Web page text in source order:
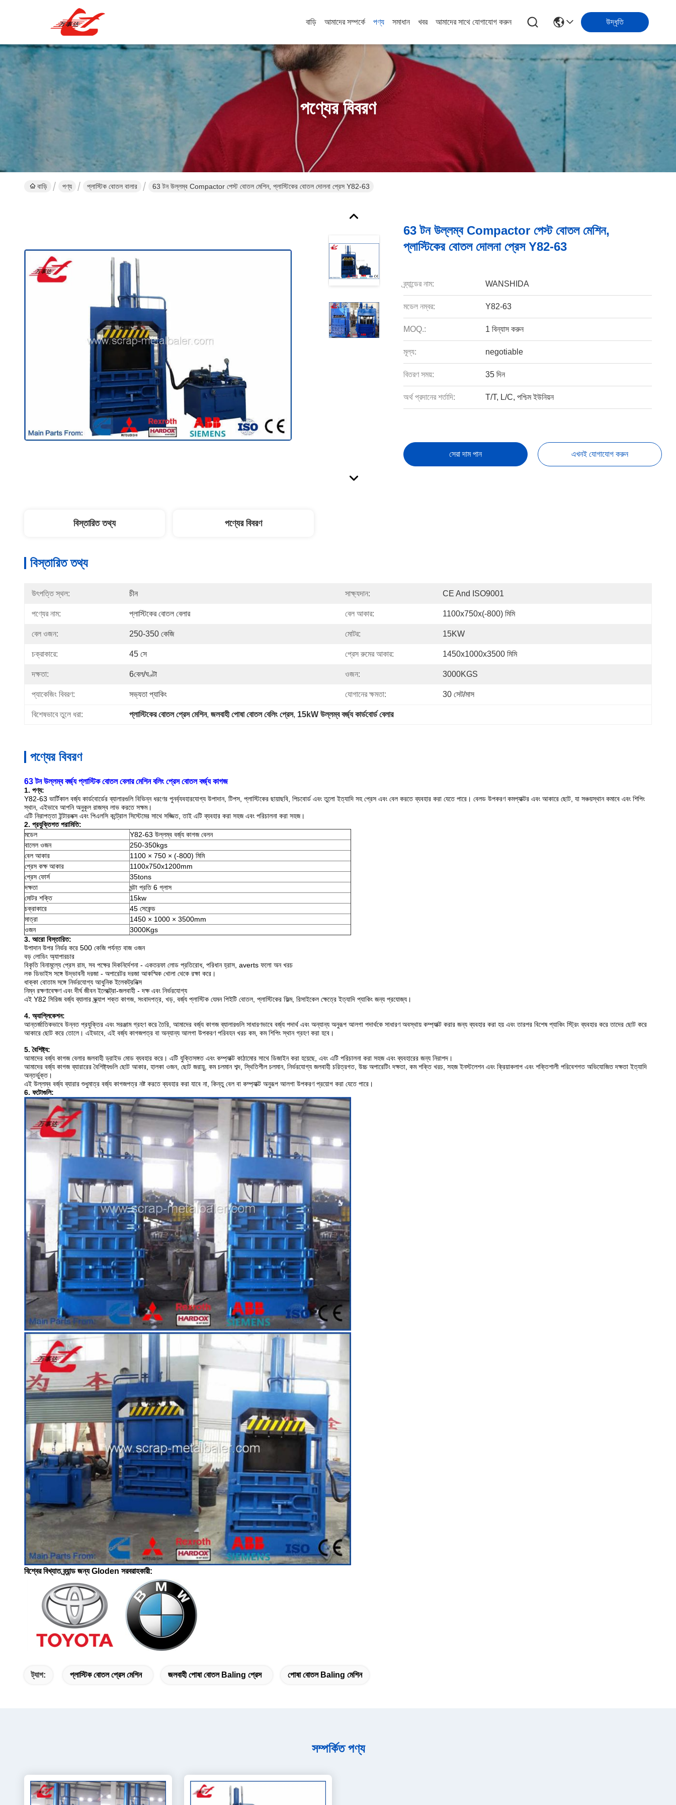
বাড়ি আমাদের সম্পর্কে পণ্য সমাধান খবর আমাদের সাথে যোগাযোগ করুন উদ্ধৃতি
পণ্যের বিবরণ
বাড়ি পণ্য প্লাস্টিক বোতল বালার 63 টন উল্লম্ব Compactor পেস্ট বোতল মেশিন, প্লাস্টিকের বোতল দোলনা প্রেস Y82-63
63 টন উল্লম্ব Compactor পেস্ট বোতল মেশিন,
প্লাস্টিকের বোতল দোলনা প্রেস Y82-63
ব্র্যান্ডের নাম: WANSHIDA
মডেল নম্বর: Y82-63
MOQ.: 1 বিন্যাস করুন
মূল্য: negotiable
বিতরণ সময়: 35 দিন
অর্থ প্রদানের শর্তাদি: T/T, L/C, পশ্চিম ইউনিয়ন
সেরা দাম পান এখনই যোগাযোগ করুন
বিস্তারিত তথ্য পণ্যের বিবরণ
বিস্তারিত তথ্য
উৎপত্তি স্থল: চীন সাক্ষ্যদান: CE And ISO9001
পণ্যের নাম: প্লাস্টিকের বোতল বেলার বেল আকার: 1100x750x(-800) মিমি
বেল ওজন: 250-350 কেজি মোটর: 15KW
চক্রাকারে: 45 সে প্রেস রুমের আকার: 1450x1000x3500 মিমি
দক্ষতা: 6বেল/ঘণ্টা ওজন: 3000KGS
প্যাকেজিং বিবরণ: সভ্যতা প্যাকিং যোগানের ক্ষমতা: 30 সেট/মাস
বিশেষভাবে তুলে ধরা: প্লাস্টিকের বোতল প্রেস মেশিন, জলবাহী পোষা বোতল বেলিং প্রেস, 15kW উল্লম্ব বর্জ্য কার্ডবোর্ড বেলার
পণ্যের বিবরণ
63 টন উল্লম্ব বর্জ্য প্লাস্টিক বোতল বেলার মেশিন বলিং প্রেস বোতল বর্জ্য কাগজ
1. পণ্য:
Y82-63 ভার্টিকাল বর্জ্য কার্ডবোর্ডের ব্যালারগুলি বিভিন্ন ধরণের পুনর্ব্যবহারযোগ্য উপাদান, টিপস, প্লাস্টিকের ছায়াছবি, পিচবোর্ড এবং তুলো ইত্যাদি সহ প্রেস এবং বেল করতে ব্যবহার করা যেতে পারে। বেলড উপকরণ কমপ্যাক্টর এবং আকারে ছোট, যা সঞ্চয়স্থান কমাবে এবং শিপিং
স্থান, এইভাবে আপনি অনুকূল রাজস্ব লাভ করতে সক্ষম।
এটি নিরাপত্তা ইন্টারলক্স এবং পিএলসি কন্ট্রোল সিস্টেমের সাথে সজ্জিত, তাই এটি ব্যবহার করা সহজ এবং পরিচালনা করা সহজ।
2. প্রযুক্তিগত পরামিতি:
মডেল
Y82-63 উল্লম্ব বর্জ্য কাগজ বেলন
বালেল ওজন
250-350kgs
বেল আকার
1100 × 750 × (-800) মিমি
প্রেস কক্ষ আকার
1100x750x1200mm
প্রেস ফোর্স
35tons
দক্ষতা
ঘন্টা প্রতি 6 গ্লাস
মোটর শক্তি
15kw
চক্রাকারে
45 সেকেন্ড
মাত্রা
1450 × 1000 × 3500mm
ওজন
3000Kgs
3. আরো বিস্তারিত:
উপাদান উপর নির্ভর করে 500 কেজি পর্যন্ত বাজ ওজন
বড় লোডিং অ্যাপারচার
বিকৃতি বিনামূল্যে প্রেস রাম, সব পক্ষের দিকনির্দেশনা - একতরফা লোড প্রতিরোধ, পরিধান হ্রাস, averts ফলো অন খরচ
লক ডিভাইস সঙ্গে উদ্ভাবনী দরজা - অপারেটর দরজা আকস্মিক খোলা থেকে রক্ষা করে।
ধাক্কা বোতাম সঙ্গে নির্ভরযোগ্য আধুনিক ইলেকট্রনিক্স
নিম্ন রক্ষণাবেক্ষণ এবং দীর্ঘ জীবন ইলেক্ট্রো-জলবাহী - দক্ষ এবং নির্ভরযোগ্য
এই Y82 সিরিজ বর্জ্য ব্যালার স্ক্র্যাপ শক্ত কাগজ, সংবাদপত্র, খড়, বর্জ্য প্লাস্টিক যেমন পিইটি বোতল, প্লাস্টিকের ফিল্ম, রিসাইকেল ক্ষেত্রে ইত্যাদি প্যাকিং জন্য প্রযোজ্য।
4. অ্যাপ্লিকেশন:
আন্তর্জাতিকভাবে উন্নত প্রযুক্তির এবং সরঞ্জাম গ্রহণ করে তৈরি, আমাদের বর্জ্য কাগজ ব্যালারগুলি সাধারণভাবে বর্জ্য পদার্থ এবং অন্যান্য অনুরূপ আলগা পদার্থকে সাধারণ অবস্থায় কম্প্যাক্ট করার জন্য ব্যবহার করা হয় এবং তারপর বিশেষ প্যাকিং স্ট্রিং ব্যবহার করে তাদের ছোট করে
আকারে ছোট করে তোলে। এইভাবে, এই বর্জ্য কাগজপত্র বা অন্যান্য আলগা উপকরণ পরিবহন খরচ কম, কম শিপিং স্থান গ্রহণ করা হবে।
5. বৈশিষ্ট্য:
আমাদের বর্জ্য কাগজ বেলার জলবাহী ড্রাইভ মোড ব্যবহার করে। এটি যুক্তিসঙ্গত এবং কম্প্যাক্ট কাঠামোর সাথে ডিজাইন করা হয়েছে, এবং এটি পরিচালনা করা সহজ এবং ব্যবহারের জন্য নিরাপদ।
আমাদের বর্জ্য কাগজ ব্যারারের বৈশিষ্ট্যগুলি ছোট আকার, হালকা ওজন, ছোট জরায়ু, কম চলমান শব্দ, স্থিতিশীল চলমান, নির্ভরযোগ্য জলবাহী চরিত্রগত, উচ্চ অপারেটিং দক্ষতা, কম শক্তি খরচ, সহজ ইনস্টলেশন এবং ক্রিয়াকলাপ এবং শক্তিশালী পরিবেশগত অভিযোজিত দক্ষতা ইত্যাদি
অন্তর্ভুক্ত।
এই উল্লম্ব বর্জ্য ব্যারার শুধুমাত্র বর্জ্য কাগজপত্র নষ্ট করতে ব্যবহার করা যাবে না, কিন্তু বেল বা কম্প্যাক্ট অনুরূপ আলগা উপকরণ প্রয়োগ করা যেতে পারে।
6. ফটোগুলি:
বিশ্বের বিখ্যাত ব্র্যান্ড জন্য Gloden সরবরাহকারী:
ট্যাগ: প্লাস্টিক বোতল প্রেস মেশিন জলবাহী পোষা বোতল Baling প্রেস পোষা বোতল Baling মেশিন
সম্পর্কিত পণ্য